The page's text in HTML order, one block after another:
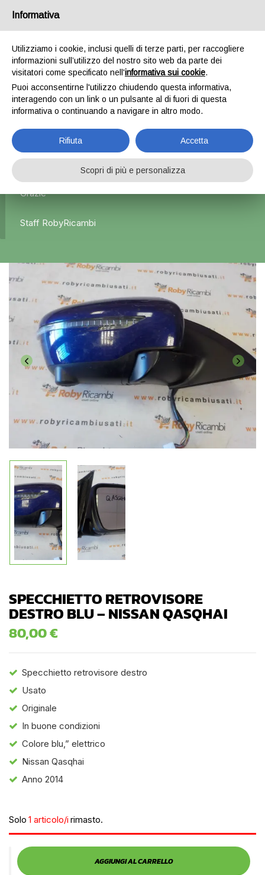
Home Esterni Specchietti retrovisori
Specchietto
retrovisore destro blu – Nissan qasqhai
L'azienda Resta Chiusa Dal 5.08 Al 31.08 Qualsiasi
Ordine Verrà Accettato Ma La Spedizione Ripartirà Dal 1
Grazie
Staff RobyRicambi
SPECCHIETTO RETROVISORE
DESTRO BLU – NISSAN QASQHAI
80,00€
Specchietto retrovisore destro
Usato
Originale
In buone condizioni
Colore blu,” elettrico
Nissan Qasqhai
Anno 2014
Solo 1 articolo/i rimasto.
AGGIUNGI AL CARRELLO
Informativa
Utilizziamo i cookie, inclusi quelli di terze parti, per raccogliere
informazioni sull’utilizzo del nostro sito web da parte dei
visitatori come specificato nell'informativa sui cookie.
Puoi acconsentirne l'utilizzo chiudendo questa informativa,
interagendo con un link o un pulsante al di fuori di questa
informativa o continuando a navigare in altro modo.
Rifiuta Accetta
Scopri di più e personalizza